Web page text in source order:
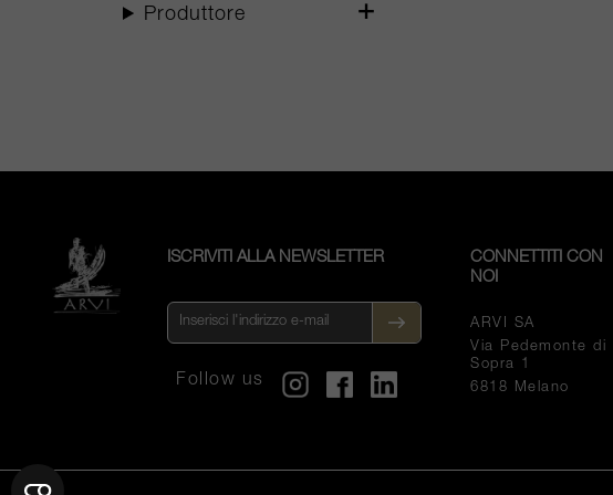
Produttore
ISCRIVITI ALLA NEWSLETTER
Follow us
CONNETTITI CON
NOI
ARVI SA
Via Pedemonte di
Sopra 1
6818 Melano